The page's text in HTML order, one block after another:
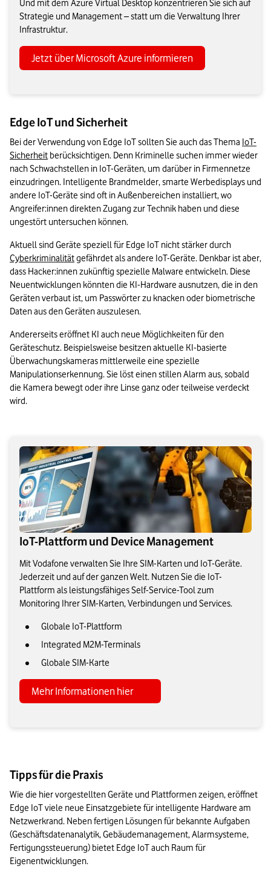
Und mit dem Azure Virtual Desktop konzentrieren Sie sich auf
Strategie und Management – statt um die Verwaltung Ihrer
Infrastruktur.
Jetzt über Microsoft Azure informieren
Edge IoT und Sicherheit
Bei der Verwendung von Edge IoT sollten Sie auch das Thema IoT-
Sicherheit berücksichtigen. Denn Kriminelle suchen immer wieder
nach Schwachstellen in IoT-Geräten, um darüber in Firmennetze
einzudringen. Intelligente Brandmelder, smarte Werbedisplays und
andere IoT-Geräte sind oft in Außenbereichen installiert, wo
Angreifer:innen direkten Zugang zur Technik haben und diese
ungestört untersuchen können.
Cyberkriminalität gefährdet als andere IoT-Geräte. Denkbar ist aber,
dass Hacker:innen zukünftig spezielle Malware entwickeln. Diese
Neuentwicklungen könnten die KI-Hardware ausnutzen, die in den
Geräten verbaut ist, um Passwörter zu knacken oder biometrische
Daten aus den Geräten auszulesen.
Andererseits eröffnet KI auch neue Möglichkeiten für den
Geräteschutz. Beispielsweise besitzen aktuelle KI-basierte
Überwachungskameras mittlerweile eine spezielle
Manipulationserkennung. Sie löst einen stillen Alarm aus, sobald
die Kamera bewegt oder ihre Linse ganz oder teilweise verdeckt
wird.
IoT-Plattform und Device Management
Mit Vodafone verwalten Sie Ihre SIM-Karten und IoT-Geräte.
Jederzeit und auf der ganzen Welt. Nutzen Sie die IoT-
Plattform als leistungsfähiges Self-Service-Tool zum
Monitoring Ihrer SIM-Karten, Verbindungen und Services.
Globale IoT-Plattform
Integrated M2M-Terminals
Globale SIM-Karte
Mehr Informationen hier
Tipps für die Praxis
Wie die hier vorgestellten Geräte und Plattformen zeigen, eröffnet
Edge IoT viele neue Einsatzgebiete für intelligente Hardware am
Netzwerkrand. Neben fertigen Lösungen für bekannte Aufgaben
(Geschäftsdatenanalytik, Gebäudemanagement, Alarmsysteme,
Fertigungssteuerung) bietet Edge IoT auch Raum für
Eigenentwicklungen.